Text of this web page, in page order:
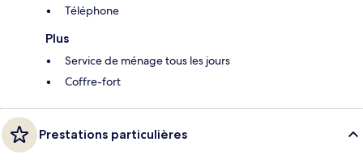
Téléphone
Plus
Service de ménage tous les jours
Coffre-fort
Prestations particulières